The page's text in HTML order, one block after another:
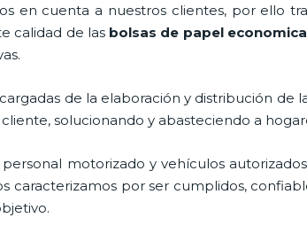
en cuenta a nuestros clientes, por ello
calidad de las bolsas de papel
de la elaboración y distribución de
solucionando y abasteciendo a
motorizado y vehículos
caracterizamos por ser cumplidos,